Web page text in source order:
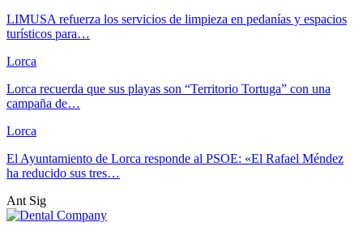
LIMUSA refuerza los servicios de limpieza en pedanías y espacios
turísticos para…
Lorca
Lorca recuerda que sus playas son “Territorio Tortuga” con una
campaña de…
Lorca
El Ayuntamiento de Lorca responde al PSOE: «El Rafael Méndez
ha reducido sus tres…
Ant Sig